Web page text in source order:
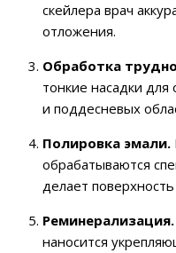
скейлера врач
отложения.
Обработка
тонкие насадки
и поддесневых
Полировка эмали.
обрабатываются
делает
Реминерализация.
наносится